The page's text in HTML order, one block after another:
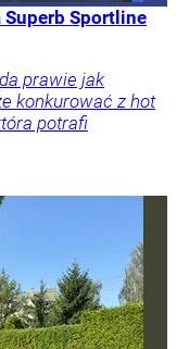
Superb Sportline
prawie jak
konkurować z hot
potrafi